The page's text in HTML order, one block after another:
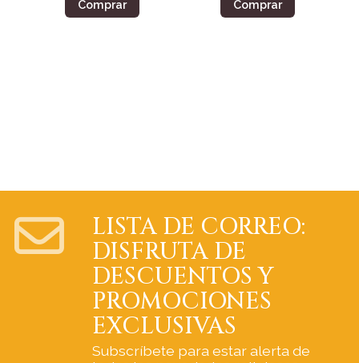
Comprar Comprar
LISTA DE CORREO:
DISFRUTA DE
DESCUENTOS Y
PROMOCIONES
EXCLUSIVAS
Subscríbete para estar alerta de